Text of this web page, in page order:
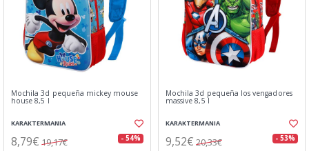
Mochila 3d pequeña mickey mouse
house 8,5 l
KARAKTERMANIA
8,79€ 19,17€ - 54%
Mochila 3d pequeña los vengadores
massive 8,5 l
KARAKTERMANIA
9,52€ 20,33€ - 53%